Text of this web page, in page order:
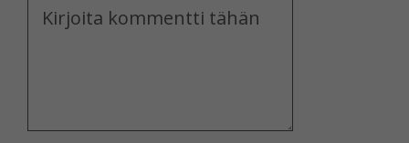
Kommentti
Voit valita, hyväksytkö näiden evästeiden käytön.